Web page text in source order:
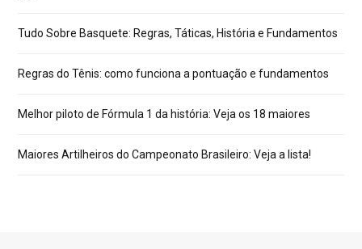
Tudo Sobre Basquete: Regras, Táticas, História e Fundamentos
Regras do Tênis: como funciona a pontuação e fundamentos
Melhor piloto de Fórmula 1 da história: Veja os 18 maiores
Maiores Artilheiros do Campeonato Brasileiro: Veja a lista!